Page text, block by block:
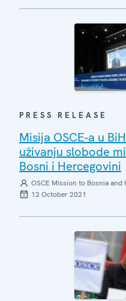
PRESS RELEASE
Misija OSCE-a u
uživanju slobode
Bosni i Hercegovini
OSCE Mission to Bosnia and
12 October 2021